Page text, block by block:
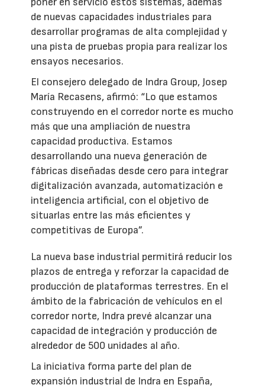
de nuevas capacidades industriales para
desarrollar programas de alta complejidad y
una pista de pruebas propia para realizar los
ensayos necesarios.
El consejero delegado de Indra Group, Josep
María Recasens, afirmó: “Lo que estamos
construyendo en el corredor norte es mucho
más que una ampliación de nuestra
capacidad productiva. Estamos
desarrollando una nueva generación de
fábricas diseñadas desde cero para integrar
digitalización avanzada, automatización e
inteligencia artificial, con el objetivo de
situarlas entre las más eficientes y
competitivas de Europa”.
La nueva base industrial permitirá reducir los
plazos de entrega y reforzar la capacidad de
producción de plataformas terrestres. En el
ámbito de la fabricación de vehículos en el
corredor norte, Indra prevé alcanzar una
capacidad de integración y producción de
alrededor de 500 unidades al año.
La iniciativa forma parte del plan de
expansión industrial de Indra en España,